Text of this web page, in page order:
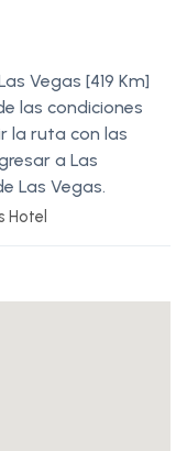
Vegas [419 Km]
las condiciones
la ruta con las
a Las
Las Vegas.
Hotel